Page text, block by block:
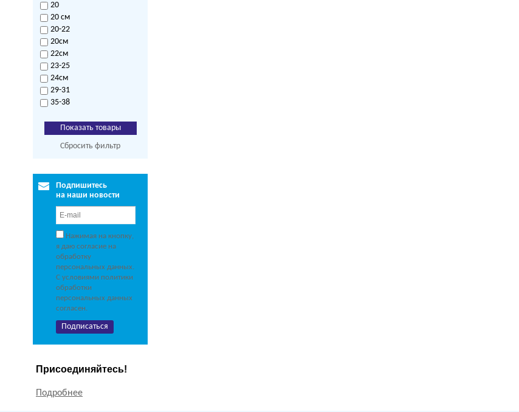
20
20 см
20-22
20см
22см
23-25
24см
29-31
35-38
Сбросить фильтр
Подпишитесь
на наши новости
Нажимая на кнопку,
я даю согласие на
обработку
персональных данных.
С условиями политики
обработки
персональных данных
согласен.
Присоединяйтесь!
Подробнее